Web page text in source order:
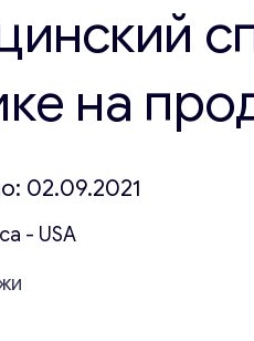
на
02.09.2021
- USA